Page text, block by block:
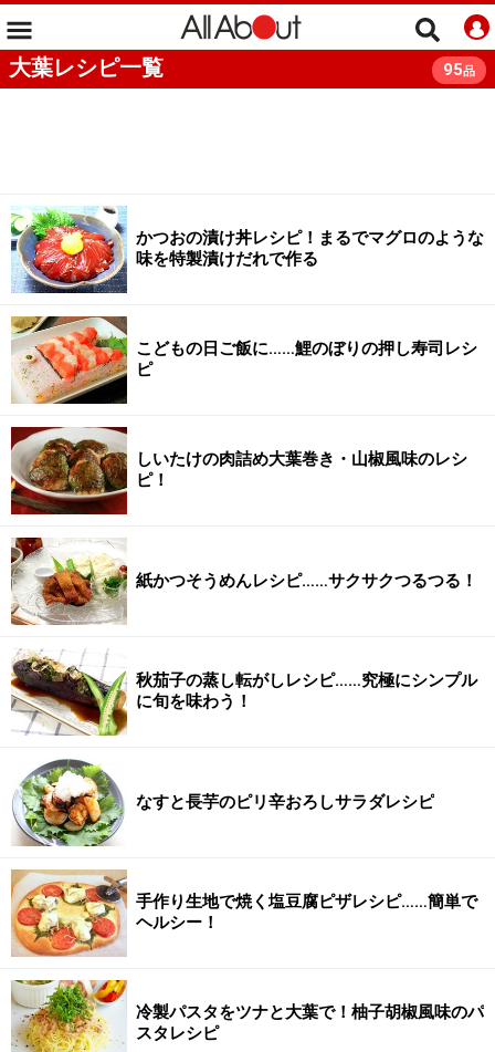
大葉レシピ一覧 95品
かつおの漬け丼レシピ！まるでマグロのような
味を特製漬けだれで作る
こどもの日ご飯に……鯉のぼりの押し寿司レシ
ピ
しいたけの肉詰め大葉巻き・山椒風味のレシ
ピ！
紙かつそうめんレシピ……サクサクつるつる！
秋茄子の蒸し転がしレシピ……究極にシンプル
に旬を味わう！
なすと長芋のピリ辛おろしサラダレシピ
手作り生地で焼く塩豆腐ピザレシピ……簡単で
ヘルシー！
冷製パスタをツナと大葉で！柚子胡椒風味のパ
スタレシピ